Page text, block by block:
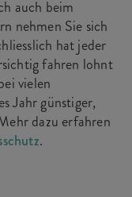
auch beim
nehmen Sie sich
hat jeder
fahren lohnt
vielen
Jahr günstiger,
dazu erfahren
.